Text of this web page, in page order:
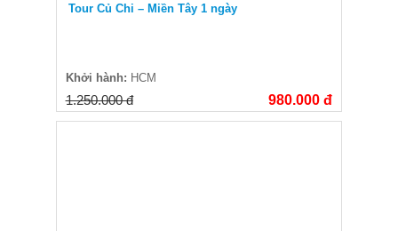
Tour Củ Chi – Miền Tây 1 ngày
Khởi hành: HCM
1.250.000 đ 980.000 đ